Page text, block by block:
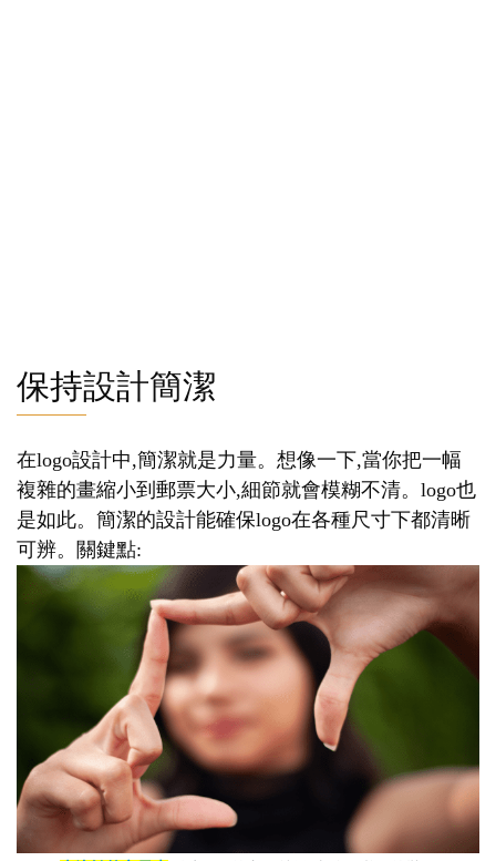
保持設計簡潔
在logo設計中,簡潔就是力量。想像一下,當你把一幅
複雜的畫縮小到郵票大小,細節就會模糊不清。logo也
是如此。簡潔的設計能確保logo在各種尺寸下都清晰
可辨。關鍵點: